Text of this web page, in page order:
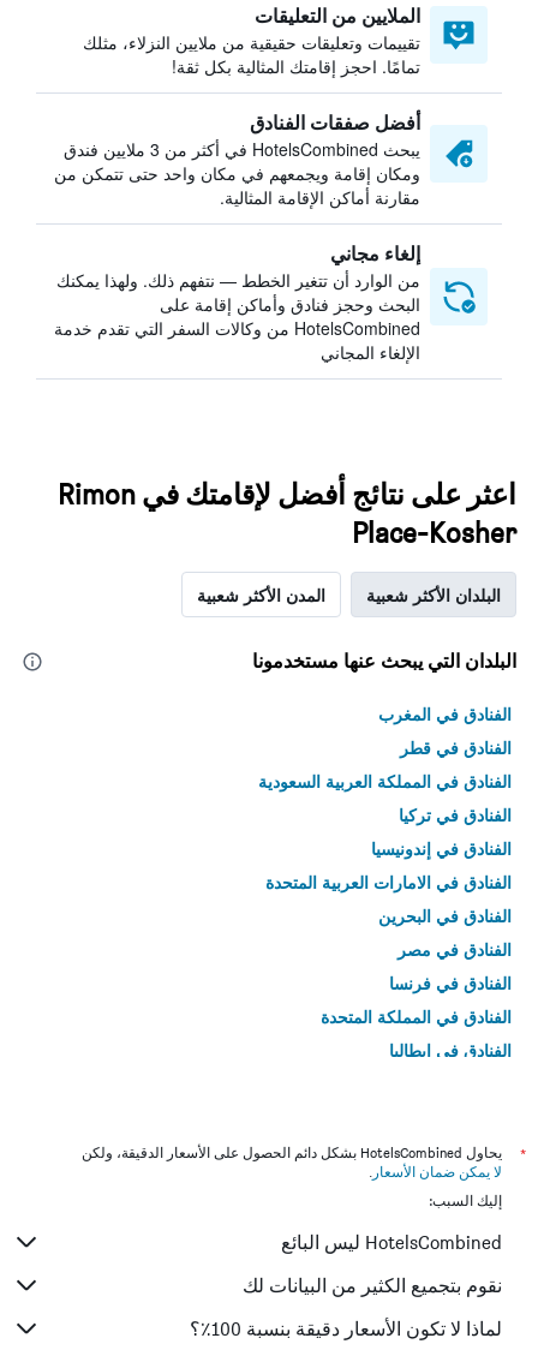
الملايين من التعليقات
تقييمات وتعليقات حقيقية من ملايين النزلاء، مثلك
تمامًا. احجز إقامتك المثالية بكل ثقة!
أفضل صفقات الفنادق
يبحث HotelsCombined في أكثر من 3 ملايين فندق
ومكان إقامة ويجمعهم في مكان واحد حتى تتمكن من
مقارنة أماكن الإقامة المثالية.
إلغاء مجاني
من الوارد أن تتغير الخطط — نتفهم ذلك. ولهذا يمكنك
البحث وحجز فنادق وأماكن إقامة على
HotelsCombined من وكالات السفر التي تقدم خدمة
الإلغاء المجاني
اعثر على نتائج أفضل لإقامتك في Rimon
Place-Kosher
البلدان الأكثر شعبية المدن الأكثر شعبية
البلدان التي يبحث عنها مستخدمونا
الفنادق في المغرب
الفنادق في قطر
الفنادق في المملكة العربية السعودية
الفنادق في تركيا
الفنادق في إندونيسيا
الفنادق في الامارات العربية المتحدة
الفنادق في البحرين
الفنادق في مصر
الفنادق في فرنسا
الفنادق في المملكة المتحدة
الفنادق في إيطاليا
*
يحاول HotelsCombined بشكل دائم الحصول على الأسعار الدقيقة، ولكن
لا يمكن ضمان الأسعار .
إليك السبب:
HotelsCombined ليس البائع
نقوم بتجميع الكثير من البيانات لك
لماذا لا تكون الأسعار دقيقة بنسبة 100٪؟